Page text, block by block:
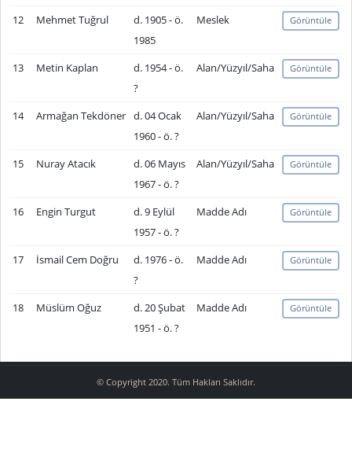
12 Mehmet Tuğrul
d. 1905 - ö.
1985
Meslek Görüntüle
13 Metin Kaplan
d. 1954 - ö.
?
Alan/Yüzyıl/Saha Görüntüle
14 Armağan Tekdöner d. 04 Ocak
1960 - ö. ?
Alan/Yüzyıl/Saha Görüntüle
15 Nuray Atacık
d. 06 Mayıs
1967 - ö. ?
Alan/Yüzyıl/Saha Görüntüle
16 Engin Turgut
d. 9 Eylül
1957 - ö. ?
Madde Adı Görüntüle
17 İsmail Cem Doğru
d. 1976 - ö.
?
Madde Adı Görüntüle
18 Müslüm Oğuz
d. 20 Şubat
1951 - ö. ?
Madde Adı Görüntüle
© Copyright 2020. Tüm Hakları Saklıdır.